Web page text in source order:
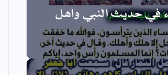
في حديث النبي واهل